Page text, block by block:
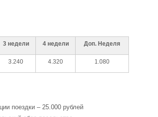
3 недели 4 недели Доп. Неделя
3.240 4.320 1.080
поездки – 25.000 рублей